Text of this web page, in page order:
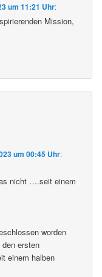
um 11:21 Uhr:
Mission,
um 00:45 Uhr:
nicht ….seit einem
worden
ersten
einem halben